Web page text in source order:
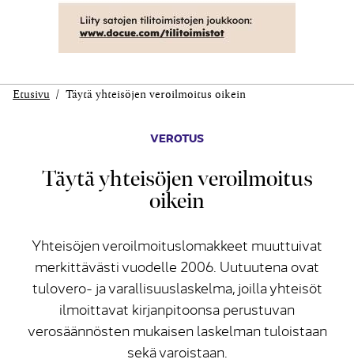
Etusivu Täytä yhteisöjen veroilmoitus oikein
VEROTUS
Täytä yhteisöjen veroilmoitus
oikein
Yhteisöjen veroilmoituslomakkeet muuttuivat
merkittävästi vuodelle 2006. Uutuutena ovat
tulovero- ja varallisuuslaskelma, joilla yhteisöt
ilmoittavat kirjanpitoonsa perustuvan
verosäännösten mukaisen laskelman tuloistaan
sekä varoistaan.